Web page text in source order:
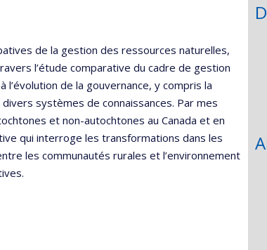
de la gestion des ressources naturelles,
l’étude comparative du cadre de gestion
de la gouvernance, y compris la
systèmes de connaissances. Par mes
et non-autochtones au Canada et en
qui interroge les transformations dans les
les communautés rurales et l’environnement